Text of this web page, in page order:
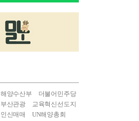
해양수산부
더불어민주당
부산관광
교육혁신선도지
인신매매 UN해양총회